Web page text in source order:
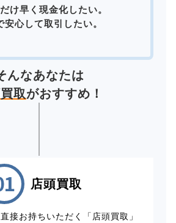
け早く現金化したい。
安心して取引したい。
んなあなたは
取がおすすめ！
店頭買取
接お持ちいただく「店頭買取」